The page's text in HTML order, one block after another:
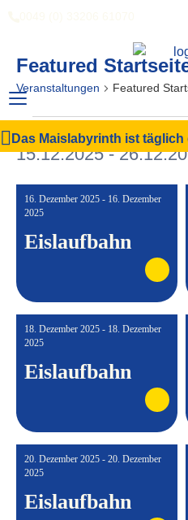
Das Maislabyrinth ist täglich
Featured
Veranstaltungen Featured
15.12.2025 -
wählen.
16. Dezember 2025 - 16. Dezember
2025
Eislaufbahn
18. Dezember 2025 - 18. Dezember
2025
Eislaufbahn
20. Dezember 2025 - 20. Dezember
2025
Eislaufbahn